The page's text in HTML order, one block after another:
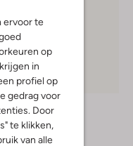
ervoor te
op
in
profiel op
gedrag voor
Door
te klikken,
van alle